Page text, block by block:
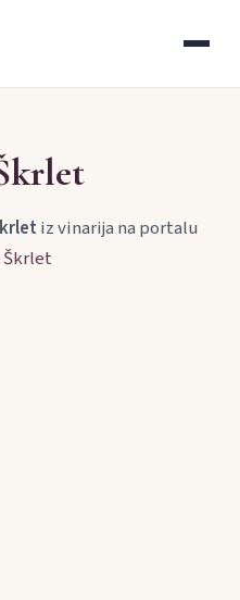
iz vinarija na portalu